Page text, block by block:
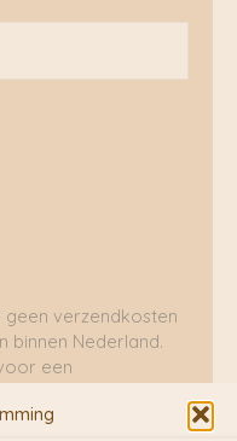
geen verzendkosten
binnen Nederland.
een